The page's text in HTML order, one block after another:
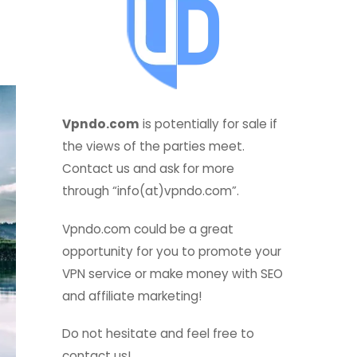
Vpndo.com is potentially for sale if
the views of the parties meet.
Contact us and ask for more
through “info(at)vpndo.com”.
Vpndo.com could be a great
opportunity for you to promote your
VPN service or make money with SEO
and affiliate marketing!
Do not hesitate and feel free to